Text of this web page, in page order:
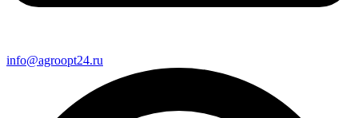
info@agroopt24.ru